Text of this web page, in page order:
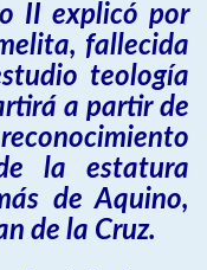
II explicó por
fallecida
teología
a partir de
la estatura
de Aquino,
de la Cruz.